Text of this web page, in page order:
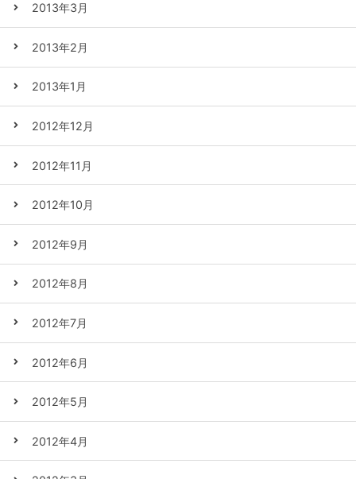
2013年3月
2013年2月
2013年1月
2012年12月
2012年11月
2012年10月
2012年9月
2012年8月
2012年7月
2012年6月
2012年5月
2012年4月